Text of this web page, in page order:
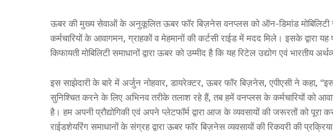
ऊबर की मुख्य सेवाओं के अनुकूलित ऊबर फॉर बिज़नेस वनप्लस को ऑन-डिमांड मोबिलिटी
कर्मचारियों के आवागमन, ग्राहकों व मेहमानों की कर्टसी राईड में मदद मिले। इसके द्वारा
किफायती मोबिलिटी समाधानों द्वारा ऊबर को उम्मीद है कि यह रिटेल उद्योग एवं भारतीय
इस साझेदारी के बारे में अर्जुन नोहवार, डायरेक्टर, ऊबर फॉर बिज़नेस, एपीएसी ने कहा,
सुनिश्चित करने के लिए अभिनव तरीके तलाश रहे हैं, तब हमें वनप्लस के कर्मचारियों को
है। हम अपनी प्रौद्योगिकी एवं अपने प्लेटफॉर्म द्वारा आज के व्यवसायों की जरूरतों को
राईडशेयरिंग समाधानों के संग्रह द्वारा ऊबर फॉर बिज़नेस व्यवसायों की रिकवरी की